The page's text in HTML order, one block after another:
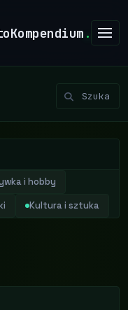
.
i hobby
Kultura i sztuka